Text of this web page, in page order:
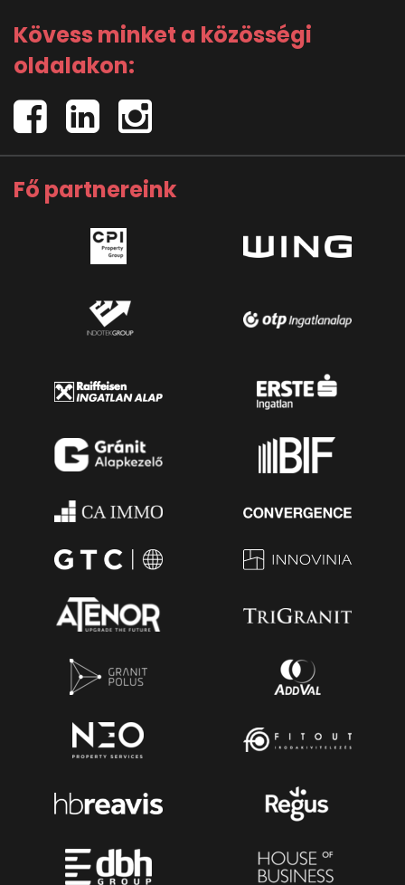
Kövess minket a közösségi
oldalakon:
Fő partnereink